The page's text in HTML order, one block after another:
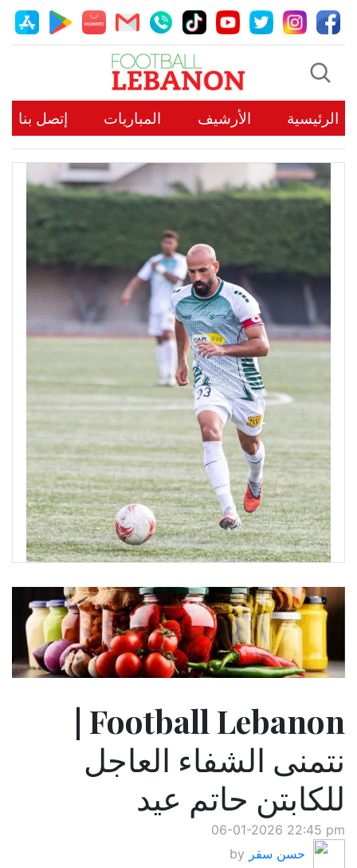
الرئيسية الأرشيف المباريات إتصل بنا
Football Lebanon |
نتمنى الشفاء العاجل
للكابتن حاتم عيد
06-01-2026 22:45 pm
by حسن سقر